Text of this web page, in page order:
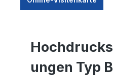
ungen Typ B